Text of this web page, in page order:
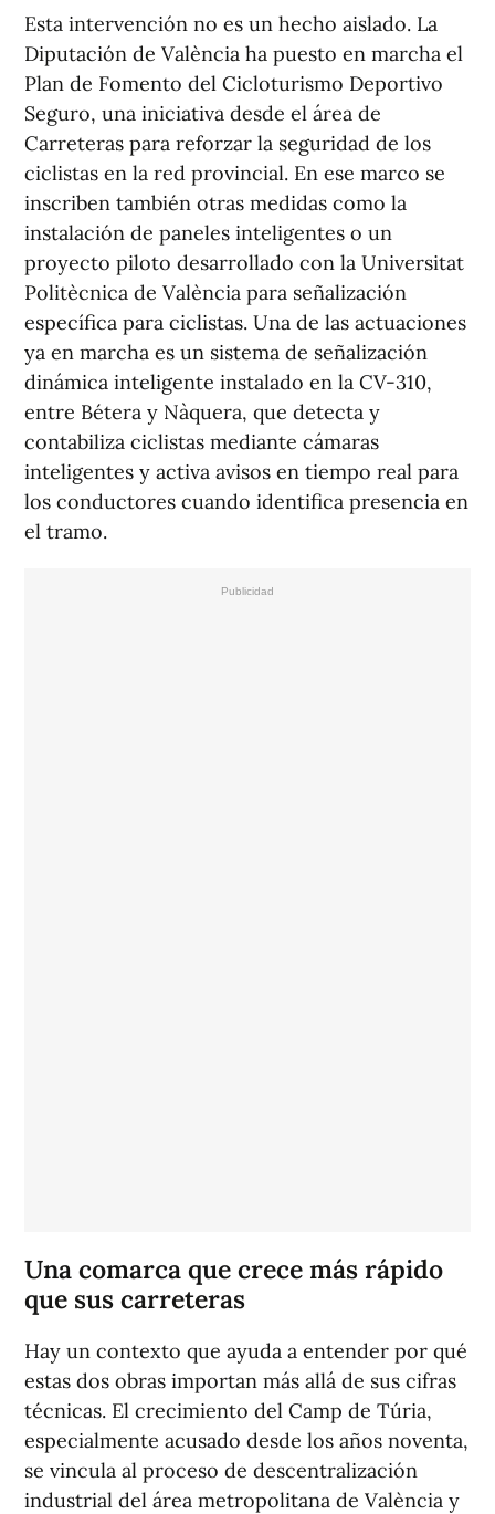
Esta intervención no es un hecho aislado. La
Diputación de València ha puesto en marcha el
Plan de Fomento del Cicloturismo Deportivo
Seguro, una iniciativa desde el área de
Carreteras para reforzar la seguridad de los
ciclistas en la red provincial. En ese marco se
inscriben también otras medidas como la
instalación de paneles inteligentes o un
proyecto piloto desarrollado con la Universitat
Politècnica de València para señalización
específica para ciclistas. Una de las actuaciones
ya en marcha es un sistema de señalización
dinámica inteligente instalado en la CV-310,
entre Bétera y Nàquera, que detecta y
contabiliza ciclistas mediante cámaras
inteligentes y activa avisos en tiempo real para
los conductores cuando identifica presencia en
el tramo.
Una comarca que crece más rápido
que sus carreteras
Hay un contexto que ayuda a entender por qué
estas dos obras importan más allá de sus cifras
técnicas. El crecimiento del Camp de Túria,
especialmente acusado desde los años noventa,
se vincula al proceso de descentralización
industrial del área metropolitana de València y